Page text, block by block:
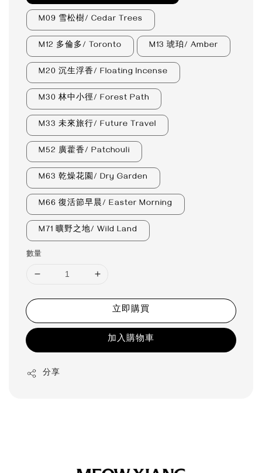
M09 雪松樹/ Cedar Trees
M12 多倫多/ Toronto M13 琥珀/ Amber
M20 沉生浮香/ Floating Incense
M30 林中小徑/ Forest Path
M33 未來旅行/ Future Travel
M52 廣藿香/ Patchouli
M63 乾燥花園/ Dry Garden
M66 復活節早晨/ Easter Morning
M71 曠野之地/ Wild Land
數量
立即購買
加入購物車
分享